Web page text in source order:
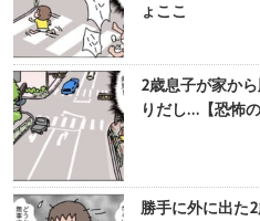
ょここ
2歳息子が家か
りだし…【恐怖
勝手に外に出た